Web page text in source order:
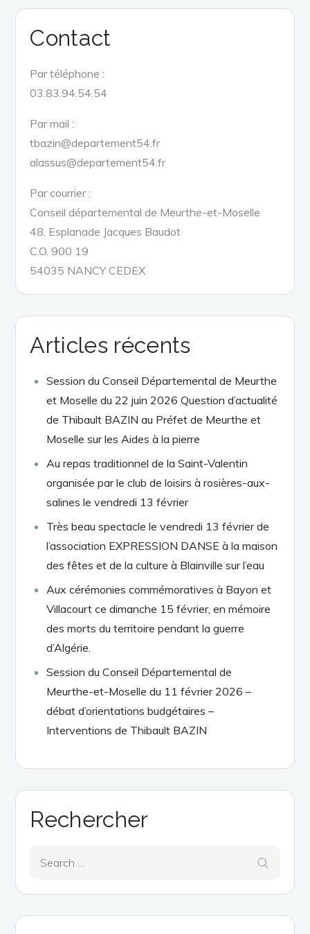
Contact
Par téléphone :
03.83.94.54.54
Par mail :
tbazin@departement54.fr
alassus@departement54.fr
Par courrier :
Conseil départemental de Meurthe-et-Moselle
48, Esplanade Jacques Baudot
C.O. 900 19
54035 NANCY CEDEX
Articles récents
Session du Conseil Départemental de Meurthe
et Moselle du 22 juin 2026 Question d’actualité
de Thibault BAZIN au Préfet de Meurthe et
Moselle sur les Aides à la pierre
Au repas traditionnel de la Saint-Valentin
organisée par le club de loisirs à rosières-aux-
salines le vendredi 13 février
Très beau spectacle le vendredi 13 février de
l’association EXPRESSION DANSE à la maison
des fêtes et de la culture à Blainville sur l’eau
Aux cérémonies commémoratives à Bayon et
Villacourt ce dimanche 15 février, en mémoire
des morts du territoire pendant la guerre
d’Algérie.
Session du Conseil Départemental de
Meurthe-et-Moselle du 11 février 2026 –
débat d’orientations budgétaires –
Interventions de Thibault BAZIN
Rechercher